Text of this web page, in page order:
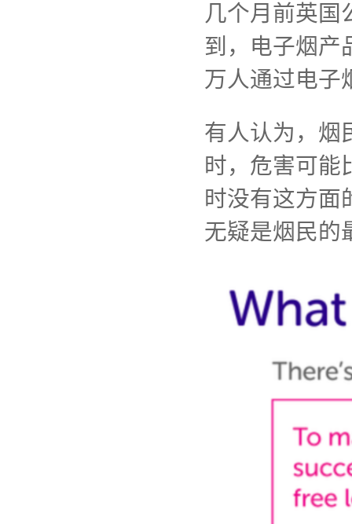
几个月前英国
到，电子烟产
万人通过电子
有人认为，烟
时，危害可能
时没有这方面
无疑是烟民的